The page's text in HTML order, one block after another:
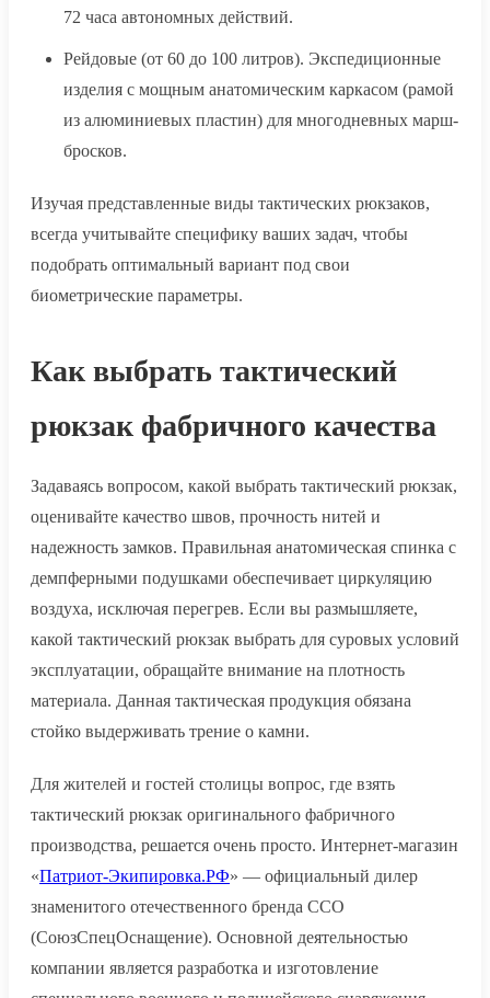
72 часа автономных действий.
Рейдовые (от 60 до 100 литров). Экспедиционные
изделия с мощным анатомическим каркасом (рамой
из алюминиевых пластин) для многодневных марш-
бросков.
Изучая представленные виды тактических рюкзаков,
всегда учитывайте специфику ваших задач, чтобы
подобрать оптимальный вариант под свои
биометрические параметры.
Как выбрать тактический
рюкзак фабричного качества
Задаваясь вопросом, какой выбрать тактический рюкзак,
оценивайте качество швов, прочность нитей и
надежность замков. Правильная анатомическая спинка с
демпферными подушками обеспечивает циркуляцию
воздуха, исключая перегрев. Если вы размышляете,
какой тактический рюкзак выбрать для суровых условий
эксплуатации, обращайте внимание на плотность
материала. Данная тактическая продукция обязана
стойко выдерживать трение о камни.
Для жителей и гостей столицы вопрос, где взять
тактический рюкзак оригинального фабричного
производства, решается очень просто. Интернет-магазин
«Патриот-Экипировка.РФ» — официальный дилер
знаменитого отечественного бренда ССО
(СоюзСпецОснащение). Основной деятельностью
компании является разработка и изготовление